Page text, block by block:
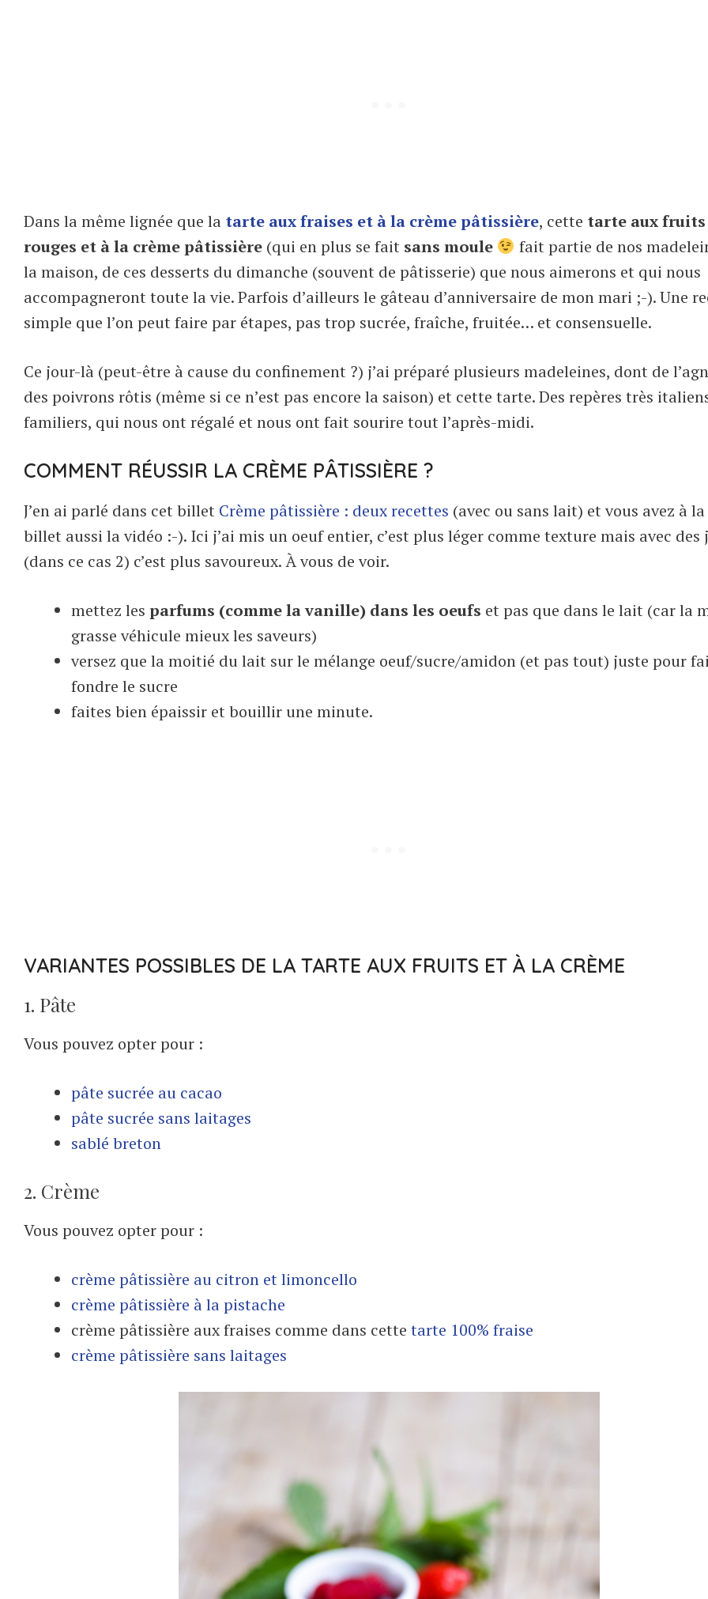
Dans la même lignée que la tarte aux fraises et à la crème pâtissière, cette tarte aux fruits
rouges et à la crème pâtissière (qui en plus se fait sans moule
fait partie de nos
la maison, de ces desserts du dimanche (souvent de pâtisserie) que nous aimerons et qui nous
accompagneront toute la vie. Parfois d’ailleurs le gâteau d’anniversaire de mon mari ;-). Une
simple que l’on peut faire par étapes, pas trop sucrée, fraîche, fruitée… et consensuelle.
Ce jour-là (peut-être à cause du confinement ?) j’ai préparé plusieurs madeleines, dont de
des poivrons rôtis (même si ce n’est pas encore la saison) et cette tarte. Des repères très
familiers, qui nous ont régalé et nous ont fait sourire tout l’après-midi.
COMMENT RÉUSSIR LA CRÈME PÂTISSIÈRE ?
J’en ai parlé dans cet billet Crème pâtissière : deux recettes (avec ou sans lait) et vous avez à
billet aussi la vidéo :-). Ici j’ai mis un oeuf entier, c’est plus léger comme texture mais avec des
(dans ce cas 2) c’est plus savoureux. À vous de voir.
mettez les parfums (comme la vanille) dans les oeufs et pas que dans le lait (car la
grasse véhicule mieux les saveurs)
versez que la moitié du lait sur le mélange oeuf/sucre/amidon (et pas tout) juste pour
fondre le sucre
faites bien épaissir et bouillir une minute.
VARIANTES POSSIBLES DE LA TARTE AUX FRUITS ET À LA CRÈME
1. Pâte
Vous pouvez opter pour :
pâte sucrée au cacao
pâte sucrée sans laitages
sablé breton
2. Crème
Vous pouvez opter pour :
crème pâtissière au citron et limoncello
crème pâtissière à la pistache
crème pâtissière aux fraises comme dans cette tarte 100% fraise
crème pâtissière sans laitages